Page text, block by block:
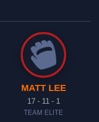
MATT LEE
17 - 11 - 1
TEAM ELITE